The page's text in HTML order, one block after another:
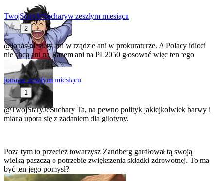
TwojStaryJeSucharyw zeszłym miesiącu
2
@jonasniestety ani w rządzie ani w prokuraturze. A Polacy idioci
nie chcą ani na Razem ani na PL2050 głosować więc ten tego
jonasw zeszłym miesiącu
1
@TwojStaryJeSuchary Ta, na pewno polityk jakiejkolwiek barwy i
miana upora się z zadaniem dla gilotyny.
Poza tym to przecież towarzysz Zandberg gardłował tą swoją
wielką paszczą o potrzebie zwiększenia składki zdrowotnej. To ma
być ten jego pomysł?